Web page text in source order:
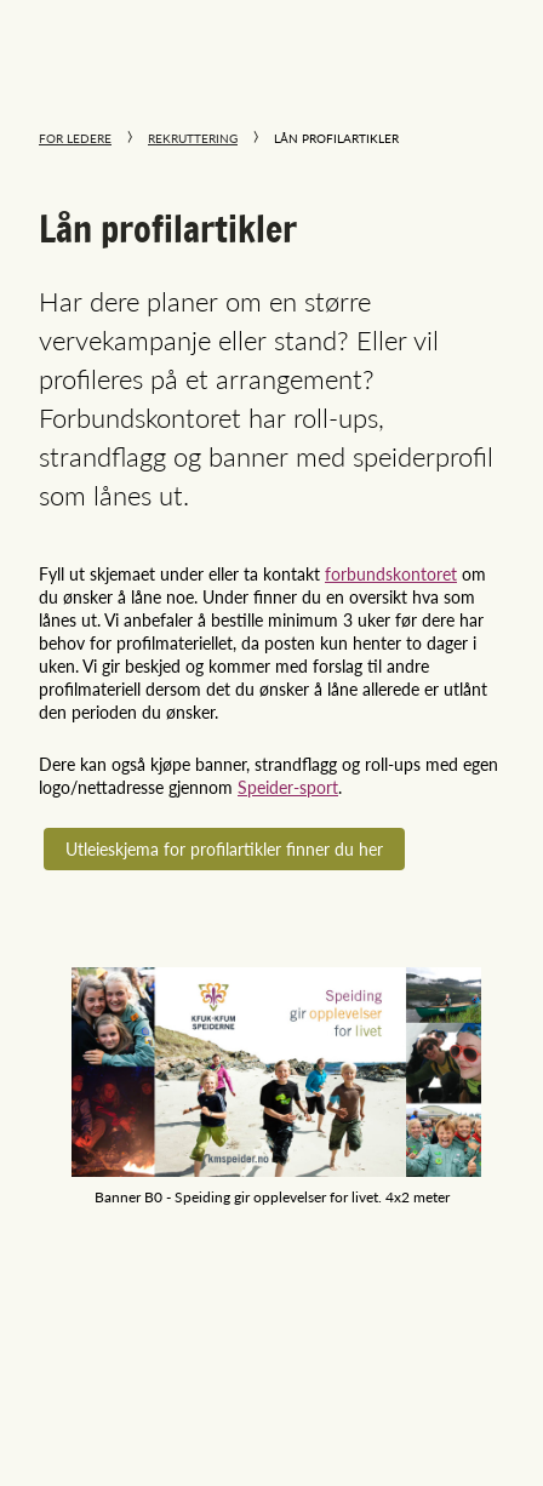
FOR LEDERE REKRUTTERING LÅN PROFILARTIKLER
Lån profilartikler
Har dere planer om en større
vervekampanje eller stand? Eller vil
profileres på et arrangement?
Forbundskontoret har roll-ups,
strandflagg og banner med speiderprofil
som lånes ut.
Fyll ut skjemaet under eller ta kontakt forbundskontoret om
du ønsker å låne noe. Under finner du en oversikt hva som
lånes ut. Vi anbefaler å bestille minimum 3 uker før dere har
behov for profilmateriellet, da posten kun henter to dager i
uken. Vi gir beskjed og kommer med forslag til andre
profilmateriell dersom det du ønsker å låne allerede er utlånt
den perioden du ønsker.
Dere kan også kjøpe banner, strandflagg og roll-ups med egen
logo/nettadresse gjennom Speider-sport.
Utleieskjema for profilartikler finner du her
Banner B0 - Speiding gir opplevelser for livet. 4x2 meter